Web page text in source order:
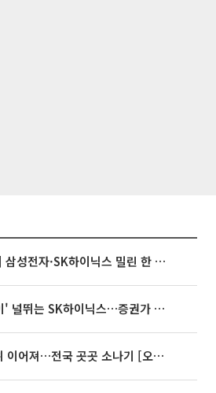
[베스트&워스트] 삼성전자·SK하이닉스 밀린 한 주…상상인증권은 85% 급등
'불안과 기대 사이' 널뛰는 SK하이닉스…증권가 "HBM4·LTA 기반 펀터멘털 견고"
35도 안팎 무더위 이어져…전국 곳곳 소나기 [오늘 날씨]